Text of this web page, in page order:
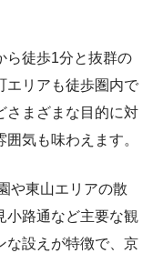
ら徒歩1分と抜群の
エリアも徒歩圏内で
さまざまな目的に対
気も味わえます。
や東山エリアの散
小路通など主要な観
な設えが特徴で、京